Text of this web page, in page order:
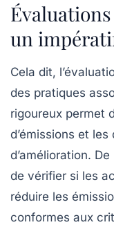
un
Cela dit,
des pratiques
rigoureux permet
d’émissions et
d’amélioration.
de vérifier si les
réduire les
conformes aux